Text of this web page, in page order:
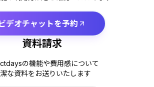
デオチャットを予約
資料請求
の機能や費用感について
な資料をお送りいたします